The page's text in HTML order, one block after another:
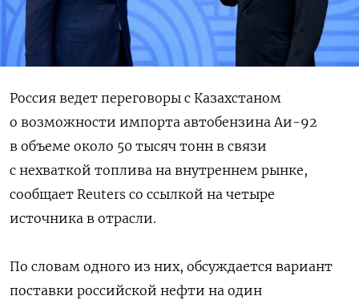
Россия ведет переговоры с Казахстаном
о возможности импорта автобензина Аи-92
в объеме около 50 тысяч тонн в связи
с нехваткой топлива на внутреннем рынке,
сообщает Reuters со ссылкой на четыре
источника в отрасли.
По словам одного из них, обсуждается вариант
поставки российской нефти на один